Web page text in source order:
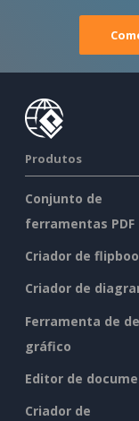
Produtos
Conjunto de
ferramentas PDF
Criador de
Criador de
Ferramenta de
gráfico
Editor de
Criador de